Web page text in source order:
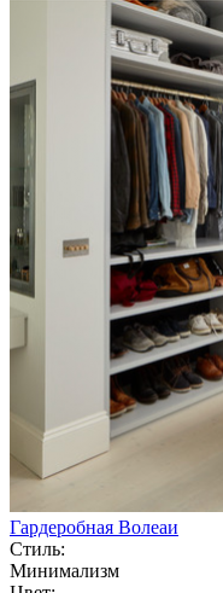
Гардеробная Волеаи
Стиль:
Минимализм